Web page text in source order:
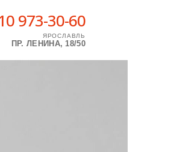
973-30-60
ЯРОСЛАВЛЬ
ПР. ЛЕНИНА, 18/50